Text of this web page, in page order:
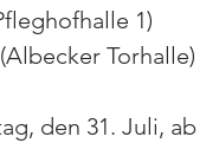
1)
Torhalle)
den 31. Juli, ab